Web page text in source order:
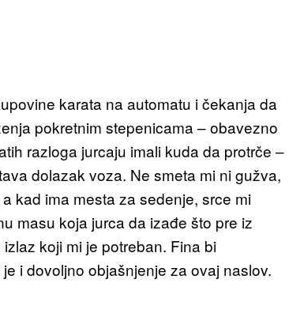
karata na automatu i čekanja da
pokretnim stepenicama – obavezno
razloga jurcaju imali kuda da protrče –
dolazak voza. Ne smeta mi ni gužva,
kad ima mesta za sedenje, srce mi
masu koja jurca da izađe što pre iz
koji mi je potreban. Fina bi
i dovoljno objašnjenje za ovaj naslov.